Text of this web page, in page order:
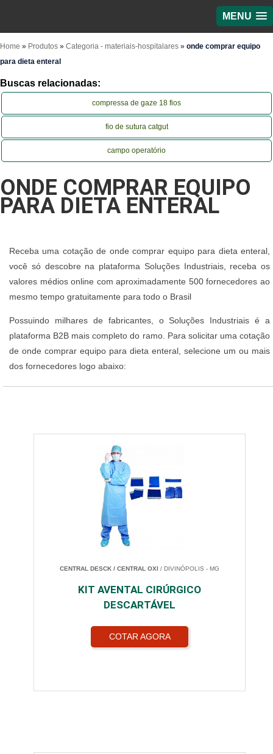
MENU
Home » Produtos » Categoria - materiais-hospitalares » onde comprar equipo
para dieta enteral
Buscas relacionadas:
compressa de gaze 18 fios
fio de sutura catgut
campo operatório
ONDE COMPRAR EQUIPO
PARA DIETA ENTERAL
Receba uma cotação de onde comprar equipo para dieta enteral,
você só descobre na plataforma Soluções Industriais, receba os
valores médios online com aproximadamente 500 fornecedores ao
mesmo tempo gratuitamente para todo o Brasil
Possuindo milhares de fabricantes, o Soluções Industriais é a
plataforma B2B mais completo do ramo. Para solicitar uma cotação
de onde comprar equipo para dieta enteral, selecione um ou mais
dos fornecedores logo abaixo:
CENTRAL DESCK / CENTRAL OXI / DIVINÓPOLIS - MG
KIT AVENTAL CIRÚRGICO
DESCARTÁVEL
COTAR AGORA